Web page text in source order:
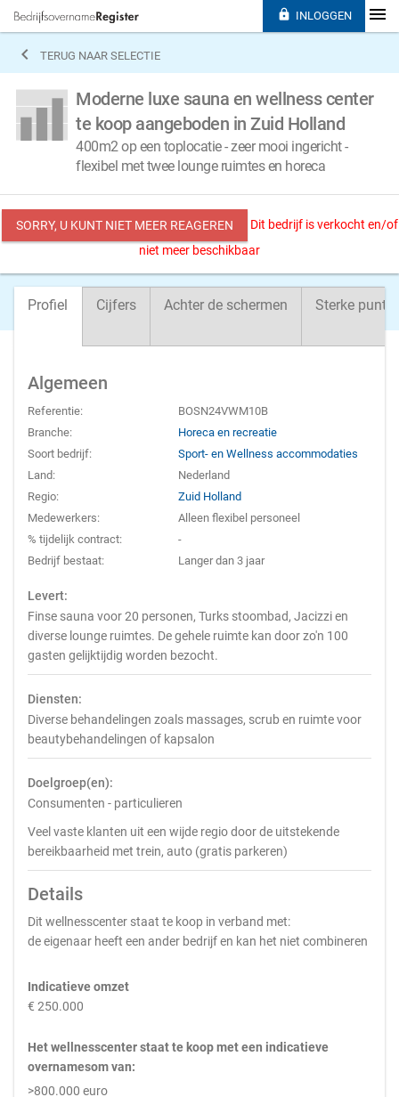
 TERUG NAAR SELECTIE
Moderne luxe sauna en wellness center
te koop aangeboden in Zuid Holland
400m2 op een toplocatie - zeer mooi ingericht -
flexibel met twee lounge ruimtes en horeca
SORRY, U KUNT NIET MEER REAGEREN
Dit bedrijf is verkocht en/of
niet meer beschikbaar
Profiel Cijfers Achter de schermen Sterke
Algemeen
Referentie:
BOSN24VWM10B
Branche:
Horeca en recreatie
Soort bedrijf:
Sport- en Wellness accommodaties
Land:
Nederland
Regio:
Zuid Holland
Medewerkers:
Alleen flexibel personeel
% tijdelijk contract:
-
Bedrijf bestaat:
Langer dan 3 jaar
Levert:
Finse sauna voor 20 personen, Turks stoombad, Jacizzi en
diverse lounge ruimtes. De gehele ruimte kan door zo'n 100
gasten gelijktijdig worden bezocht.
Diensten:
Diverse behandelingen zoals massages, scrub en ruimte voor
beautybehandelingen of kapsalon
Doelgroep(en):
Consumenten - particulieren
Veel vaste klanten uit een wijde regio door de uitstekende
bereikbaarheid met trein, auto (gratis parkeren)
Details
Dit wellnesscenter staat te koop in verband met:
de eigenaar heeft een ander bedrijf en kan het niet combineren
Indicatieve omzet
€ 250.000
Het wellnesscenter staat te koop met een indicatieve
overnamesom van:
>800.000 euro
 INLOGGEN